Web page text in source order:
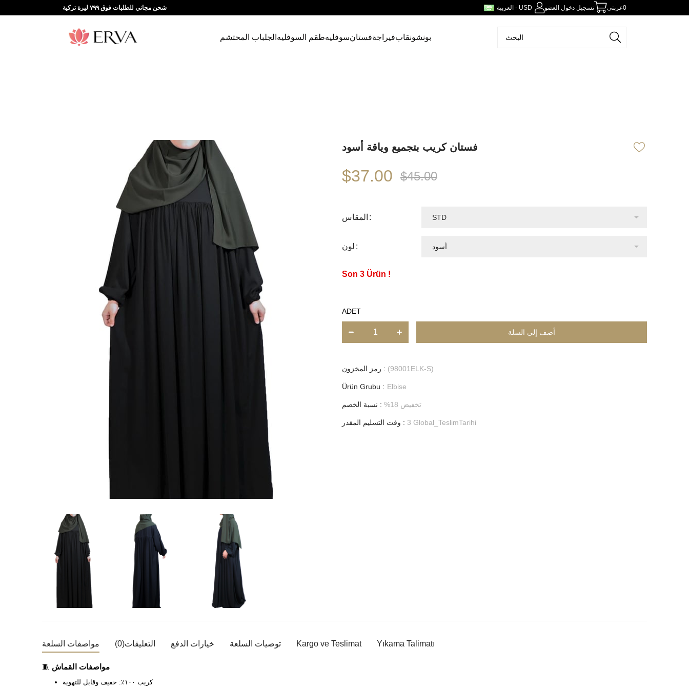
شحن مجاني للطلبات فوق ٧٩٩ ليرة تركية العربية - USD تسجيل دخول العضو عربتي0
الجلباب المحتشم طقم السوفليهسوفليهفستانفيراجةنقاببونشو
فستان كريب بتجميع وياقة أسود
$45.00
$37.00
المقاس
لون
3
ADET
رمز المخزون (98001ELK-S)
Ürün Grubu : Elbise
نسبة الخصم : %18 تخفيض
وقت التسليم المقدر : 3 Global_TeslimTarihi
مواصفات السلعة التعليقات(0) خيارات الدفع توصيات السلعة Kargo ve Teslimat Yıkama Talimatı
🧵 مواصفات القماش
كريب ١٠٠٪: خفيف وقابل للتهوية